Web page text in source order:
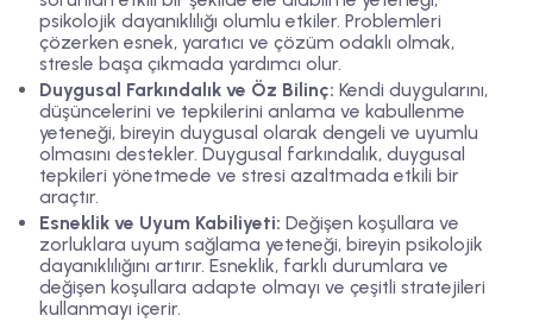
psikolojik dayanıklılığı olumlu etkiler. Problemleri
çözerken esnek, yaratıcı ve çözüm odaklı olmak,
stresle başa çıkmada yardımcı olur.
Duygusal Farkındalık ve Öz Bilinç: Kendi duygularını,
düşüncelerini ve tepkilerini anlama ve kabullenme
yeteneği, bireyin duygusal olarak dengeli ve uyumlu
olmasını destekler. Duygusal farkındalık, duygusal
tepkileri yönetmede ve stresi azaltmada etkili bir
araçtır.
Esneklik ve Uyum Kabiliyeti:Değişen koşullara ve
zorluklara uyum sağlama yeteneği, bireyin psikolojik
dayanıklılığını artırır. Esneklik, farklı durumlara ve
değişen koşullara adapte olmayı ve çeşitli stratejileri
kullanmayı içerir.